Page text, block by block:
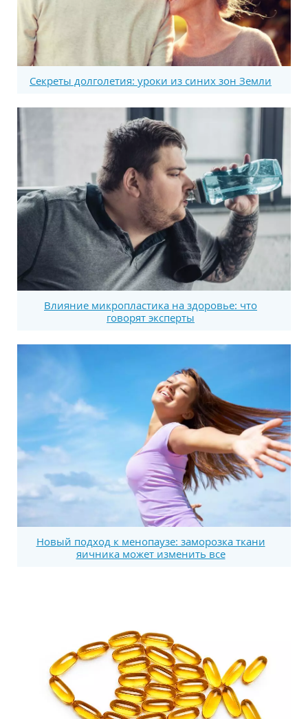
Секреты долголетия: уроки из синих зон Земли
Влияние микропластика на здоровье: что
говорят эксперты
Новый подход к менопаузе: заморозка ткани
яичника может изменить все